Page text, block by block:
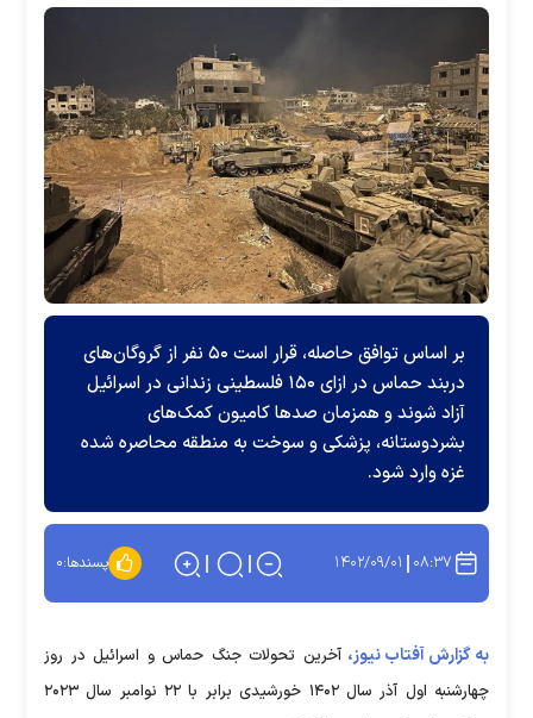
بر اساس توافق حاصله، قرار است ۵۰ نفر از گروگان‌های
دربند حماس در ازای ۱۵۰ فلسطینی زندانی در اسرائیل
آزاد شوند و همزمان صدها کامیون کمک‌های
بشردوستانه، پزشکی و سوخت به منطقه محاصره شده
غزه وارد شود.
۰۸:۳۷ ۱۴۰۲/۰۹/۰۱ پسندها:۰
به گزارش آفتاب نیوز، آخرین تحولات جنگ حماس و اسرائیل در روز
چهارشنبه اول آذر سال ۱۴۰۲ خورشیدی برابر با ۲۲ نوامبر سال ۲۰۲۳